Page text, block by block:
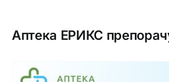
Аптека ЕРИКС